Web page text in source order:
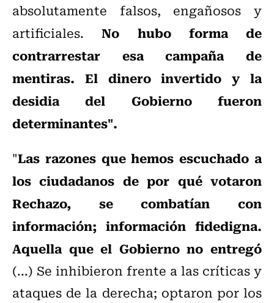
absolutamente falsos, engañosos y
artificiales.No hubo forma de
contrarrestar esa campaña de
mentiras. El dinero invertido y la
desidia del Gobierno fueron
determinantes".
"Las razones que hemos escuchado a
los ciudadanos de por qué votaron
Rechazo, se combatían con
información; información fidedigna.
Aquella que el Gobierno no entregó
(...) Se inhibieron frente a las críticas y
ataques de la derecha; optaron por los